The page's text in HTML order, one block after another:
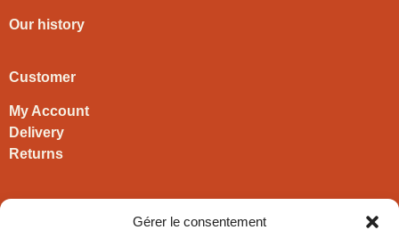
Gérer le consentement
Our history
Customer
My Account
Delivery
Returns